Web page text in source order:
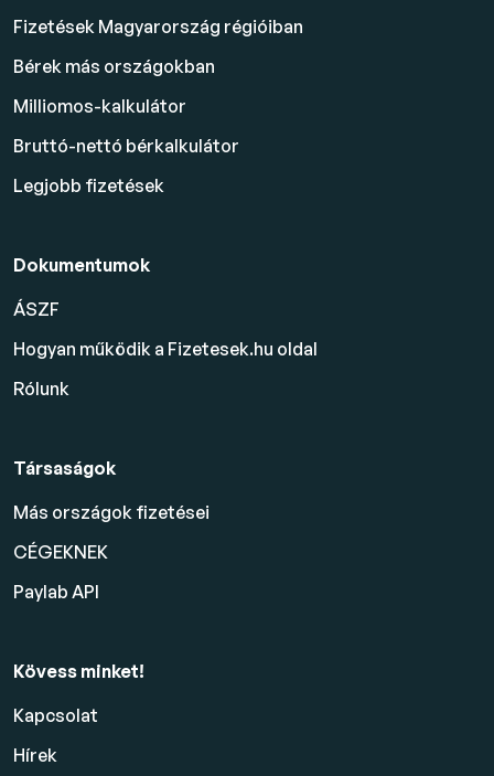
Fizetések Magyarország régióiban
Bérek más országokban
Milliomos-kalkulátor
Bruttó-nettó bérkalkulátor
Legjobb fizetések
Dokumentumok
ÁSZF
Hogyan működik a Fizetesek.hu oldal
Rólunk
Társaságok
Más országok fizetései
CÉGEKNEK
Paylab API
Kövess minket!
Kapcsolat
Hírek